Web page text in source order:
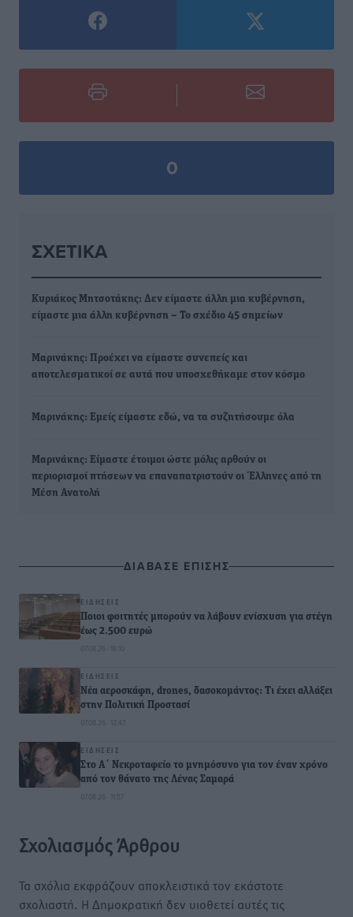
0
ΣΧΕΤΙΚΆ
Κυριάκος Μητσοτάκης: Δεν είμαστε άλλη μια κυβέρνηση,
είμαστε μια άλλη κυβέρνηση – Το σχέδιο 45 σημείων
Μαρινάκης: Προέχει να είμαστε συνεπείς και
αποτελεσματικοί σε αυτά που υποσχεθήκαμε στον κόσμο
Μαρινάκης: Εμείς είμαστε εδώ, να τα συζητήσουμε όλα
Μαρινάκης: Είμαστε έτοιμοι ώστε μόλις αρθούν οι
περιορισμοί πτήσεων να επαναπατριστούν οι Έλληνες από τη
Μέση Ανατολή
ΔΙΑΒΑΣΕ ΕΠΙΣΗΣ
ΕΙΔΉΣΕΙΣ
Ποιοι φοιτητές μπορούν να λάβουν ενίσχυση για στέγη
έως 2.500 ευρώ
07.08.26 · 18:10
ΕΙΔΉΣΕΙΣ
Νέα αεροσκάφη, drones, δασοκομάντος: Τι έχει αλλάξει
στην Πολιτική Προστασί
07.08.26 · 12:47
ΕΙΔΉΣΕΙΣ
Στο Α΄ Νεκροταφείο το μνημόσυνο για τον έναν χρόνο
από τον θάνατο της Λένας Σαμαρά
07.08.26 · 11:57
Σχολιασμός Άρθρου
Τα σχόλια εκφράζουν αποκλειστικά τον εκάστοτε
σχολιαστή. Η Δημοκρατική δεν υιοθετεί αυτές τις